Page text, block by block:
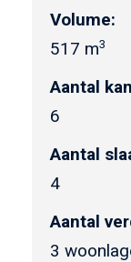
Volume:
517 m3
Aantal
6
Aantal
4
Aantal
3